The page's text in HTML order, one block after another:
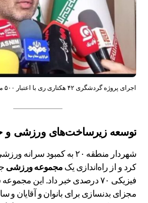
اجرای پروژه گردشگری ۴۲ هکتاری ری با اعتبار ۵۰۰ میلیارد تومان آغاز شد
توسعه زیرساخت‌های ورزشی و
کرد و از راه‌اندازی یک مجموعه ورزشی
فیزیکی ۷۰ درصدی خبر داد. این
مجزای بدنسازی برای بانوان و آقایان